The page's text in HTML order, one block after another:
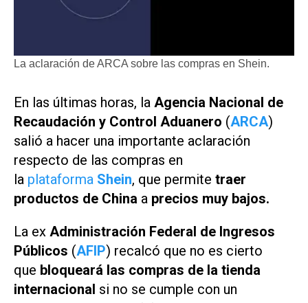
La aclaración de ARCA sobre las compras en Shein.
En las últimas horas, la Agencia Nacional de
Recaudación y Control Aduanero (ARCA)
salió a hacer una importante aclaración
respecto de las compras en
la plataforma Shein, que permite traer
productos de China a precios muy bajos.
La ex Administración Federal de Ingresos
Públicos (AFIP) recalcó que no es cierto
que bloqueará las compras de la tienda
internacional si no se cumple con un